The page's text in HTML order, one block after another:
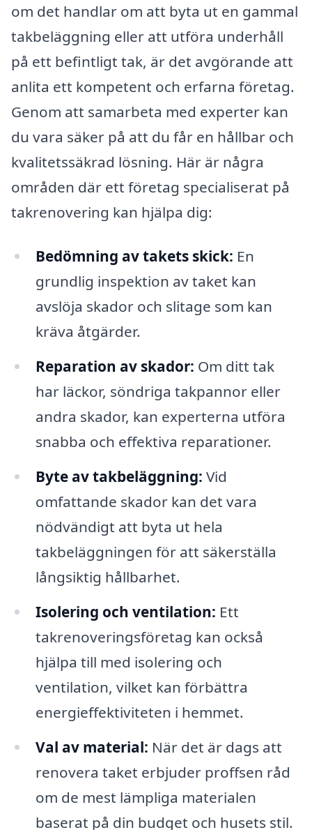
om det handlar om att byta ut en gammal
takbeläggning eller att utföra underhåll
på ett befintligt tak, är det avgörande att
anlita ett kompetent och erfarna företag.
Genom att samarbeta med experter kan
du vara säker på att du får en hållbar och
kvalitetssäkrad lösning. Här är några
områden där ett företag specialiserat på
takrenovering kan hjälpa dig:
Bedömning av takets skick: En
grundlig inspektion av taket kan
avslöja skador och slitage som kan
kräva åtgärder.
Reparation av skador: Om ditt tak
har läckor, söndriga takpannor eller
andra skador, kan experterna utföra
snabba och effektiva reparationer.
Byte av takbeläggning: Vid
omfattande skador kan det vara
nödvändigt att byta ut hela
takbeläggningen för att säkerställa
långsiktig hållbarhet.
Isolering och ventilation: Ett
takrenoveringsföretag kan också
hjälpa till med isolering och
ventilation, vilket kan förbättra
energieffektiviteten i hemmet.
Val av material: När det är dags att
renovera taket erbjuder proffsen råd
om de mest lämpliga materialen
baserat på din budget och husets stil.